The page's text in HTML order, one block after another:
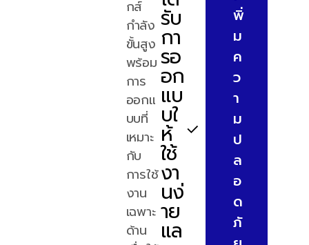
กส์
กำลัง
ขั้นสูง
พร้อม
การ
ออกแ
บบที่
เหมาะ
กับ
การใช้
งาน
เฉพาะ
ด้าน
รับ
กา
รอ
อก
แบ
บใ
ห้
ใช้
งา
นง่
าย
แล
(Yoke)
ออกแบบ
ตามหลัก
ยศาสตร์
ช่วยลด
ความ
เมื่อยล้า
ของผู้
ปฏิบัติ
พิ่
ม
ค
ว
า
ม
ป
ล
อ
ด
ภั